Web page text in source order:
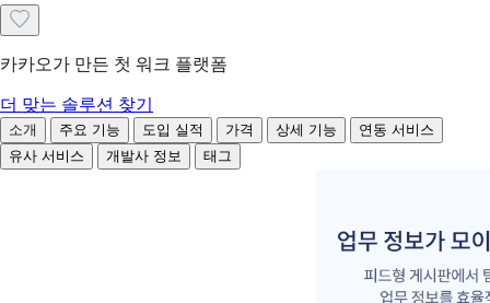
카카오가 만든 첫 워크 플랫폼
더 맞는 솔루션 찾기
소개 주요 기능 도입 실적 가격 상세 기능
연동 서비스
유사 서비스
개발사 정보 태그